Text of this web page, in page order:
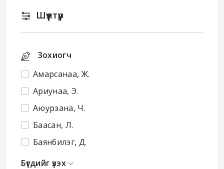
Шүүлтүүр
Зохиогч
Амарсанаа, Ж.
Ариунаа, Э.
Аюурзана, Ч.
Баасан, Л.
Баянбилэг, Д.
Бүгдийг үзэх